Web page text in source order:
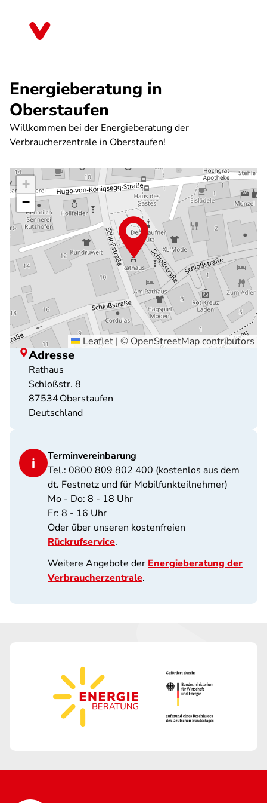
Energieberatung in
Oberstaufen
Willkommen bei der Energieberatung der
Verbraucherzentrale in Oberstaufen!
+
−
Leaflet | © OpenStreetMapcontributors
Adresse
Rathaus
Schloßstr. 8
87534Oberstaufen
Deutschland
Terminvereinbarung
Tel.: 0800 809 802 400 (kostenlos aus dem
dt. Festnetz und für Mobilfunkteilnehmer)
Mo - Do: 8 - 18 Uhr
Fr: 8 - 16 Uhr
Oder über unseren kostenfreien
Rückrufservice.
Weitere Angebote der Energieberatung der
Verbraucherzentrale.